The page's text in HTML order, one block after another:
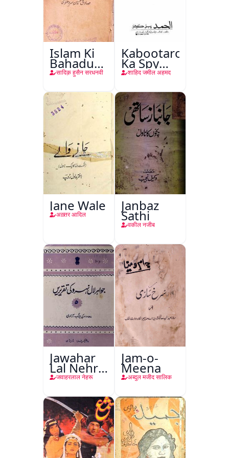
Islam Ki
Bahadur
Shahzadiyan
सादिक़ हुसैन सरधनवी
Kabootaron
Ka Spy
Plan
शाहिद जमील अहमद
Jane Wale
अख़्तर आदिल
Janbaz
Sathi
वकील नजीब
Jawahar
Lal Nehru
Ki
(Jang-e-
Azadi)
जवाहरलाल नेहरू
Jam-o-
Meena
अब्दुल मजीद सालिक